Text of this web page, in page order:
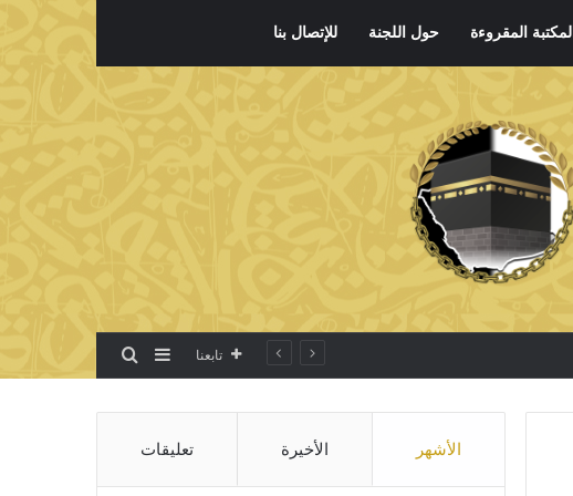
المكتبة المقروءة حول اللجنة للإتصال بنا
تابعنا إضافة عمود جانبي
بحث عن
الأشهر الأخيرة تعليقات